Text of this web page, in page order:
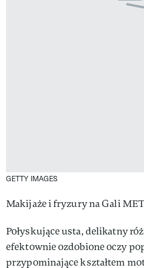
GETTY IMAGES
Makijaże i fryzury na Gali
Połyskujące usta, delikatny
efektownie ozdobione oczy
przypominające kształtem